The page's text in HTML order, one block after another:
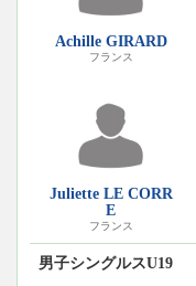
Achille GIRARD
フランス
Juliette LE CORR
E
フランス
男子シングルスU19